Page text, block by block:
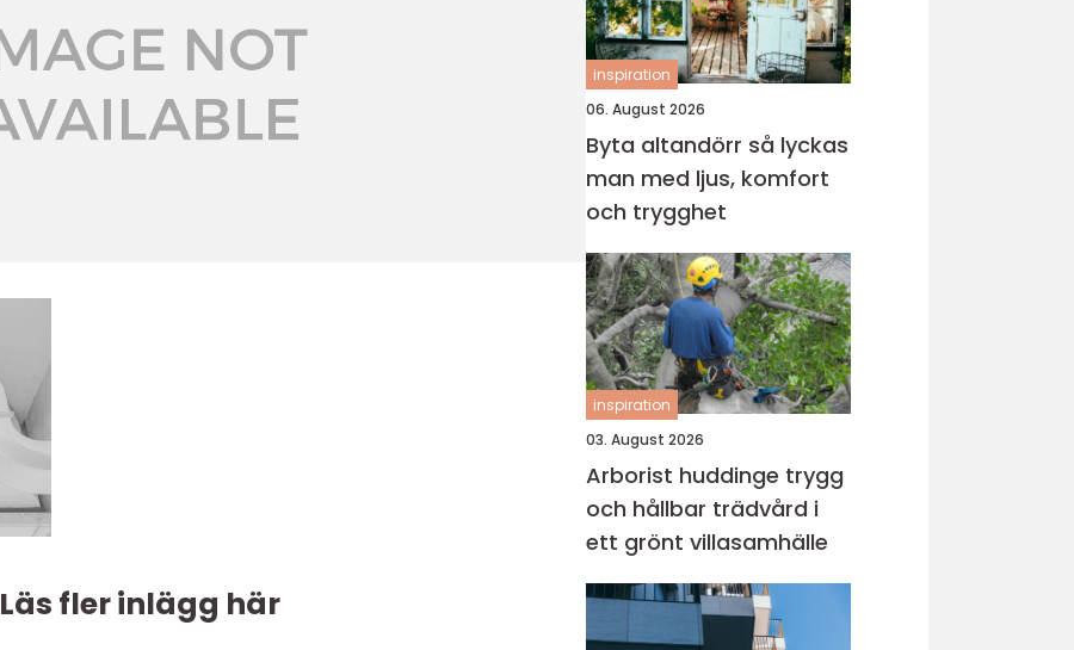
Läs fler inlägg här
inspiration
06. August 2026
Byta altandörr så lyckas
man med ljus, komfort
och trygghet
inspiration
03. August 2026
Arborist huddinge trygg
och hållbar trädvård i
ett grönt villasamhälle